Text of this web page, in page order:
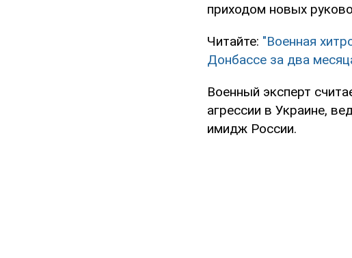
приходом новых
Читайте: "Военная
Донбассе за два
Военный эксперт
агрессии в Украине,
имидж России.